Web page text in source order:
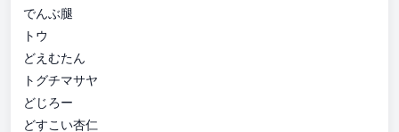
でんぶ腿
トウ
どえむたん
トグチマサヤ
どじろー
どすこい杏仁